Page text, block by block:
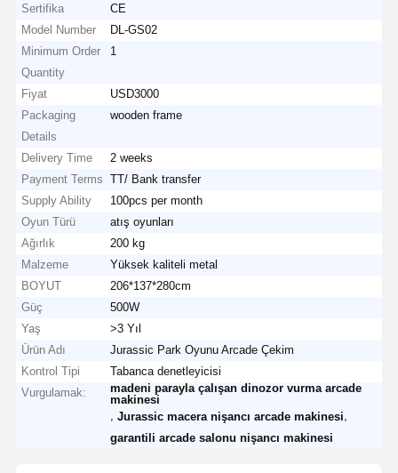
Sertifika
CE
Model Number
DL-GS02
Minimum Order
Quantity
1
Fiyat
USD3000
Packaging
Details
wooden frame
Delivery Time
2 weeks
Payment Terms
TT/ Bank transfer
Supply Ability
100pcs per month
Oyun Türü
atış oyunları
Ağırlık
200 kg
Malzeme
Yüksek kaliteli metal
BOYUT
206*137*280cm
Güç
500W
Yaş
>3 Yıl
Ürün Adı
Jurassic Park Oyunu Arcade Çekim
Kontrol Tipi
Tabanca denetleyicisi
Vurgulamak:
madeni parayla çalışan dinozor vurma arcade
makinesi
,Jurassic macera nişancı arcade makinesi
garantili arcade salonu nişancı makinesi